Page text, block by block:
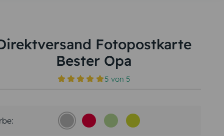
Fotopostkarte
Bester Opa
5 von5